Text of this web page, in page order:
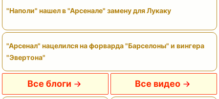
"Наполи" нашел в "Арсенале" замену для Лукаку
"Арсенал" нацелился на форварда "Барселоны" и вингера
"Эвертона"
Все блоги Все видео